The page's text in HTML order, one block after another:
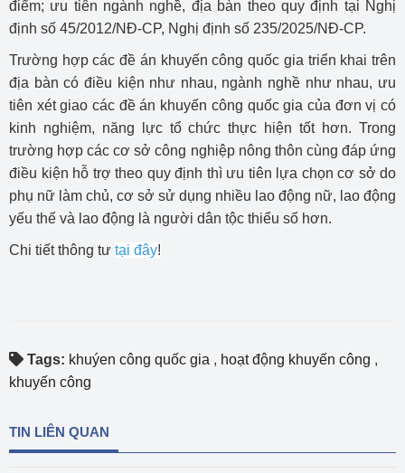
điểm; ưu tiên ngành nghề, địa bàn theo quy định tại Nghị
định số 45/2012/NĐ-CP, Nghị định số 235/2025/NĐ-CP.
Trường hợp các đề án khuyến công quốc gia triển khai trên
địa bàn có điều kiện như nhau, ngành nghề như nhau, ưu
tiên xét giao các đề án khuyến công quốc gia của đơn vị có
kinh nghiệm, năng lực tổ chức thực hiện tốt hơn. Trong
trường hợp các cơ sở công nghiệp nông thôn cùng đáp ứng
điều kiện hỗ trợ theo quy định thì ưu tiên lựa chọn cơ sở do
phụ nữ làm chủ, cơ sở sử dụng nhiều lao động nữ, lao động
yếu thế và lao động là người dân tộc thiểu số hơn.
Chi tiết thông tư tại đây!
Tags: khuýen công quốc gia , hoạt động khuyến công ,
khuyến công
TIN LIÊN QUAN